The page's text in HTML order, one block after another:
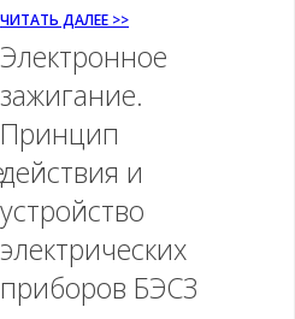
ЧИТАТЬ ДАЛЕЕ >>
Электронное
зажигание.
Принцип
действия и
устройство
электрических
приборов БЭСЗ